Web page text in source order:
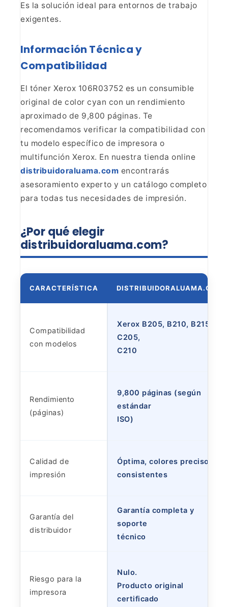
Es la solución ideal para entornos de trabajo
exigentes.
Información Técnica y
Compatibilidad
El tóner Xerox 106R03752 es un consumible
original de color cyan con un rendimiento
aproximado de 9,800 páginas. Te
recomendamos verificar la compatibilidad con
tu modelo específico de impresora o
multifunción Xerox. En nuestra tienda online
distribuidoraluama.com encontrarás
asesoramiento experto y un catálogo completo
para todas tus necesidades de impresión.
¿Por qué elegir
distribuidoraluama.com?
CARACTERÍSTICA DISTRIBUIDORALUAMA.COM
Compatibilidad
con modelos
Xerox B205, B210, B215,
C205,
C210
Rendimiento
(páginas)
9,800 páginas (según
estándar
ISO)
Calidad de
impresión
Óptima, colores precisos y
consistentes
Garantía del
distribuidor
Garantía completa y
soporte
técnico
Riesgo para la
impresora
Nulo.
Producto original
certificado